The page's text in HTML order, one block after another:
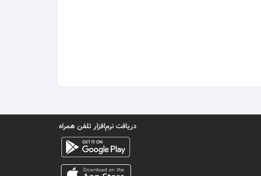
دریافت نرم‌افزار تلفن همراه